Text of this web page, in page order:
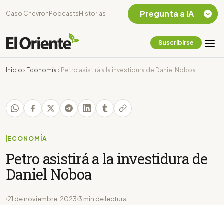
Caso Chevron Podcasts Historias
Suscribirse
Inicio › Economía › Petro asistirá a la investidura de Daniel Noboa
ECONOMÍA
Petro asistirá a la investidura de
Daniel Noboa
21 de noviembre, 2023 3 min de lectura
Pregunta a IA
Chevron Ecuador